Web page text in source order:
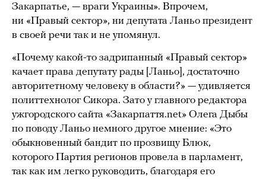
Закарпатье, — враги Украины». Впрочем,
ни «Правый сектор», ни депутата Ланьо президент
в своей речи так и не упомянул.
«Почему какой-то задрипанный «Правый сектор»
качает права депутату рады [Ланьо], достаточно
авторитетному человеку в области?» — удивляется
политтехнолог Сикора. Зато у главного редактора
ужгородского сайта «Закарпаття.net» Олега Дыбы
по поводу Ланьо немного другое мнение: «Это
обыкновенный бандит по прозвищу Блюк,
которого Партия регионов провела в парламент,
так как им легко руководить, благодаря его